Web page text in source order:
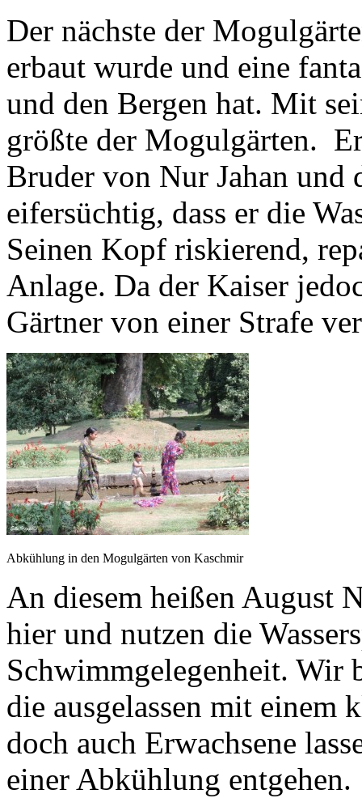
Der nächste der
erbaut wurde und eine
und den Bergen hat. Mit
größte der Mogulgärten.
Bruder von Nur Jahan und
eifersüchtig, dass er die
Seinen Kopf riskierend,
Anlage. Da der Kaiser
Gärtner von einer Strafe
Abkühlung in den Mogulgärten von Kaschmir
An diesem heißen August
hier und nutzen die
Schwimmgelegenheit. Wir
die ausgelassen mit einem
doch auch Erwachsene
einer Abkühlung entgehen.